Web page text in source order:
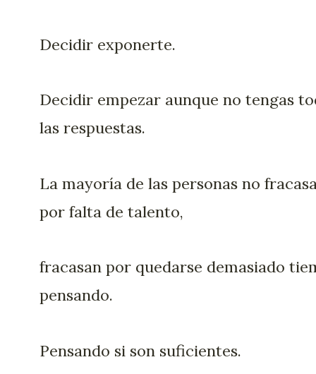
Decidir exponerte.
Decidir empezar aunque no tengas
las respuestas.
La mayoría de las personas no
por falta de talento,
fracasan por quedarse demasiado
pensando.
Pensando si son suficientes.